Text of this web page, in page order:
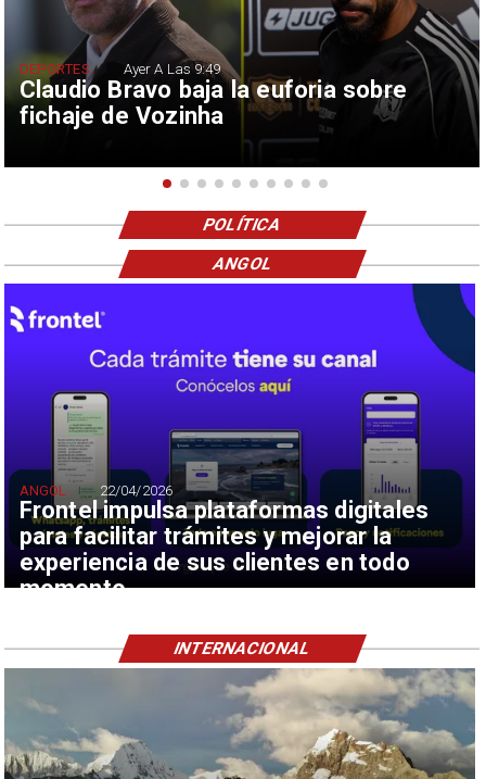
Claudio Bravo baja la euforia sobre
fichaje de Vozinha
DEPORTES Ayer A Las 9:49
POLÍTICA
Frontel impulsa plataformas digitales
para facilitar trámites y mejorar la
experiencia de sus clientes en todo
momento
ANGOL 22/04/2026
ANGOL
INTERNACIONAL